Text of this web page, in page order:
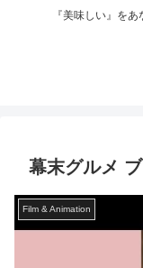
『美味しい』を
幕末グルメ
Film & Animation